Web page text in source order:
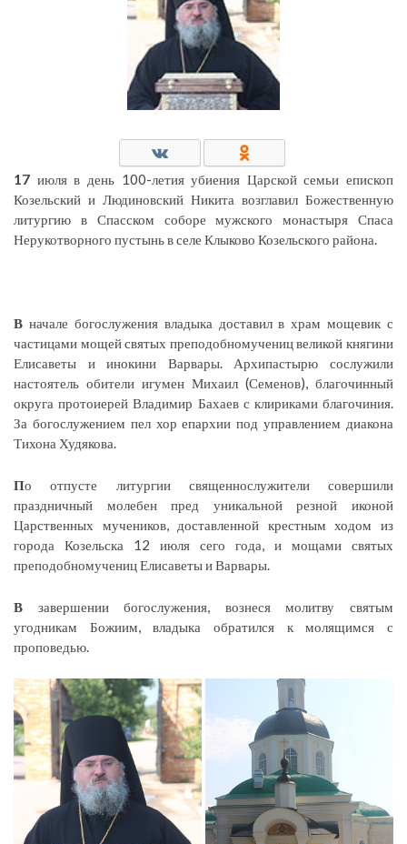
17 июля в день 100-летия убиения Царской семьи епископ
Козельский и Людиновский Никита возглавил Божественную
литургию в Спасском соборе мужского монастыря Спаса
Нерукотворного пустынь в селе Клыково Козельского района.
В начале богослужения владыка доставил в храм мощевик с
частицами мощей святых преподобномучениц великой княгини
Елисаветы и инокини Варвары. Архипастырю сослужили
настоятель обители игумен Михаил (Семенов), благочинный
округа протоиерей Владимир Бахаев с клириками благочиния.
За богослужением пел хор епархии под управлением диакона
Тихона Худякова.
По отпусте литургии священнослужители совершили
праздничный молебен пред уникальной резной иконой
Царственных мучеников, доставленной крестным ходом из
города Козельска 12 июля сего года, и мощами святых
преподобномучениц Елисаветы и Варвары.
В завершении богослужения, вознеся молитву святым
угодникам Божиим, владыка обратился к молящимся с
проповедью.